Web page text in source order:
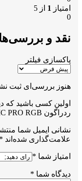
امتیاز 1 از 5
0
نقد و بررسی‌ها
پاکسازی فیلتر
هنوز بررسی‌ای ثبت
اولین کسی باشید که
ردراگون REDRAGON GAMING K732MC PRO RGB”
نشانی ایمیل شما
علامت‌گذاری شده‌اند *
امتیاز شما *
دیدگاه شما *